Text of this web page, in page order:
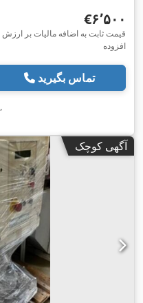
‎€۶٬۵۰۰
قیمت ثابت به اضافه مالیات بر ارزش
افزوده
تماس بگیرید
,
آگهی کوچک